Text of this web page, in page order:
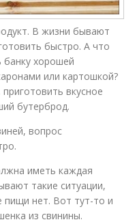
В жизни бывают
быстро. А что
хорошей
или картошкой?
вкусное
бутерброд.
вопрос
иметь каждая
такие ситуации,
пищи нет. Вот тут-то и
из свинины.